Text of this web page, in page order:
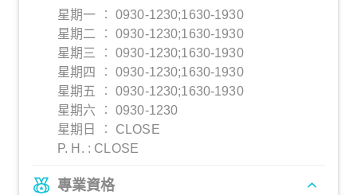
星期一 ︰ 0930-1230;1630-1930
星期二 ︰ 0930-1230;1630-1930
星期三 ︰ 0930-1230;1630-1930
星期四 ︰ 0930-1230;1630-1930
星期五 ︰ 0930-1230;1630-1930
星期六 ︰ 0930-1230
星期日 ︰ CLOSE
P. H. : CLOSE
專業資格